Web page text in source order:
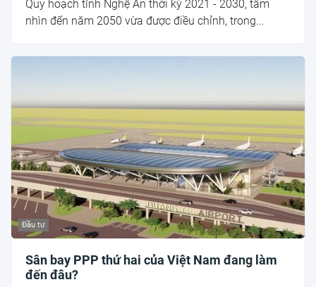
Quy hoạch tỉnh Nghệ An thời kỳ 2021 - 2030, tầm
nhìn đến năm 2050 vừa được điều chỉnh, trong...
Đầu tư
Sân bay PPP thứ hai của Việt Nam đang làm
đến đâu?